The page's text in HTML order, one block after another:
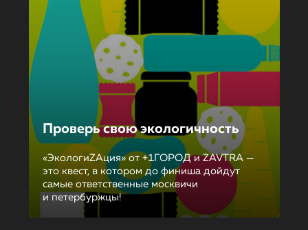
Проверь свою экологичность
«ЭкологиZAция» от +1ГОРОД и ZAVTRA —
это квест, в котором до финиша дойдут
самые ответственные москвичи
и петербуржцы!